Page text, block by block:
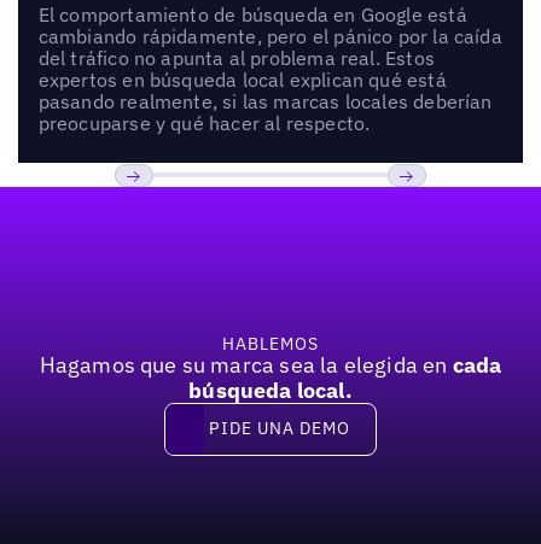
El comportamiento de búsqueda en Google está
cambiando rápidamente, pero el pánico por la caída
del tráfico no apunta al problema real. Estos
expertos en búsqueda local explican qué está
pasando realmente, si las marcas locales deberían
preocuparse y qué hacer al respecto.
HABLEMOS
Hagamos que su marca sea la elegida en cada
búsqueda local.
Pide una demo
PIDE UNA DEMO